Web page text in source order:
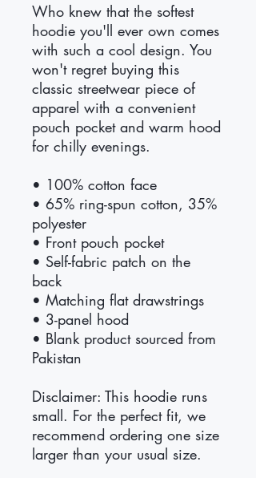
Who knew that the softest
hoodie you'll ever own comes
with such a cool design. You
won't regret buying this
classic streetwear piece of
apparel with a convenient
pouch pocket and warm hood
for chilly evenings.
• 100% cotton face
• 65% ring-spun cotton, 35%
polyester
• Front pouch pocket
• Self-fabric patch on the
back
• Matching flat drawstrings
• 3-panel hood
• Blank product sourced from
Pakistan
Disclaimer: This hoodie runs
small. For the perfect fit, we
recommend ordering one size
larger than your usual size.